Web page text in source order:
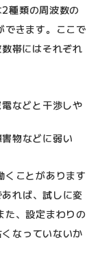
種類の周波数の
できます。ここで
帯にはそれぞれ
などと干渉しや
物などに弱い
くことがあります
れば、試しに変
た、設定まわりの
なっていないか